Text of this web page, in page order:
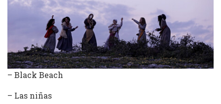
– Black Beach
– Las niñas